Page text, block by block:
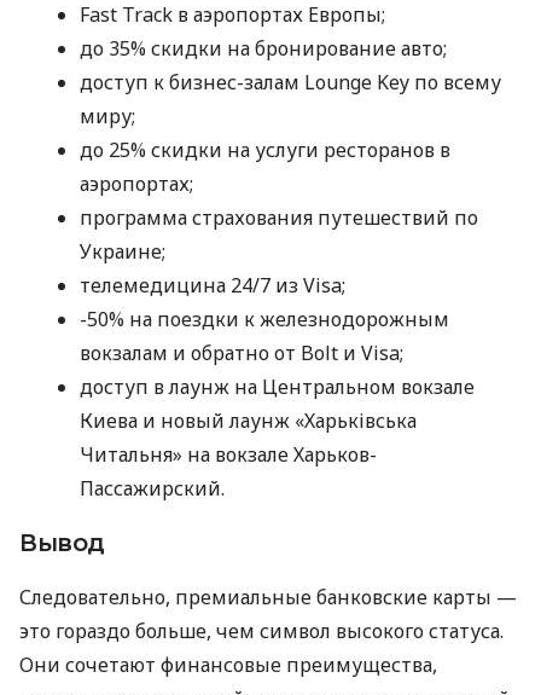
Fast Track в аэропортах Европы;
до 35% скидки на бронирование авто;
доступ к бизнес-залам Lounge Key по всему
миру;
до 25% скидки на услуги ресторанов в
аэропортах;
программа страхования путешествий по
Украине;
телемедицина 24/7 из Visa;
-50% на поездки к железнодорожным
вокзалам и обратно от Bolt и Visa;
доступ в лаунж на Центральном вокзале
Киева и новый лаунж «Харьківська
Читальня» на вокзале Харьков-
Пассажирский.
Вывод
Следовательно, премиальные банковские карты —
это гораздо больше, чем символ высокого статуса.
Они сочетают финансовые преимущества,